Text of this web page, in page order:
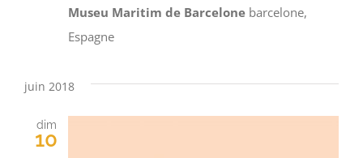
Museu Maritim de Barcelone barcelone,
Espagne
juin 2018
dim
10